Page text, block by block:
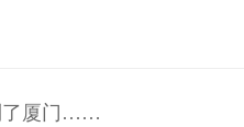
了厦门……